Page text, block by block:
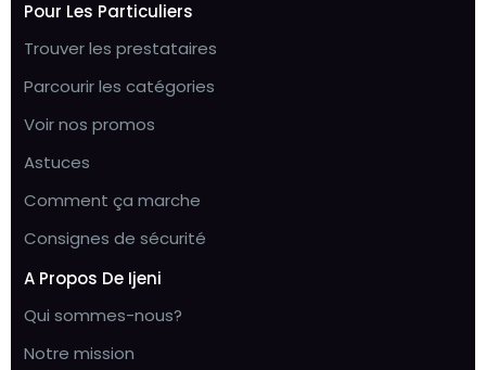
Pour Les Particuliers
Trouver les prestataires
Parcourir les catégories
Voir nos promos
Astuces
Comment ça marche
Consignes de sécurité
A Propos De Ijeni
Qui sommes-nous?
Notre mission